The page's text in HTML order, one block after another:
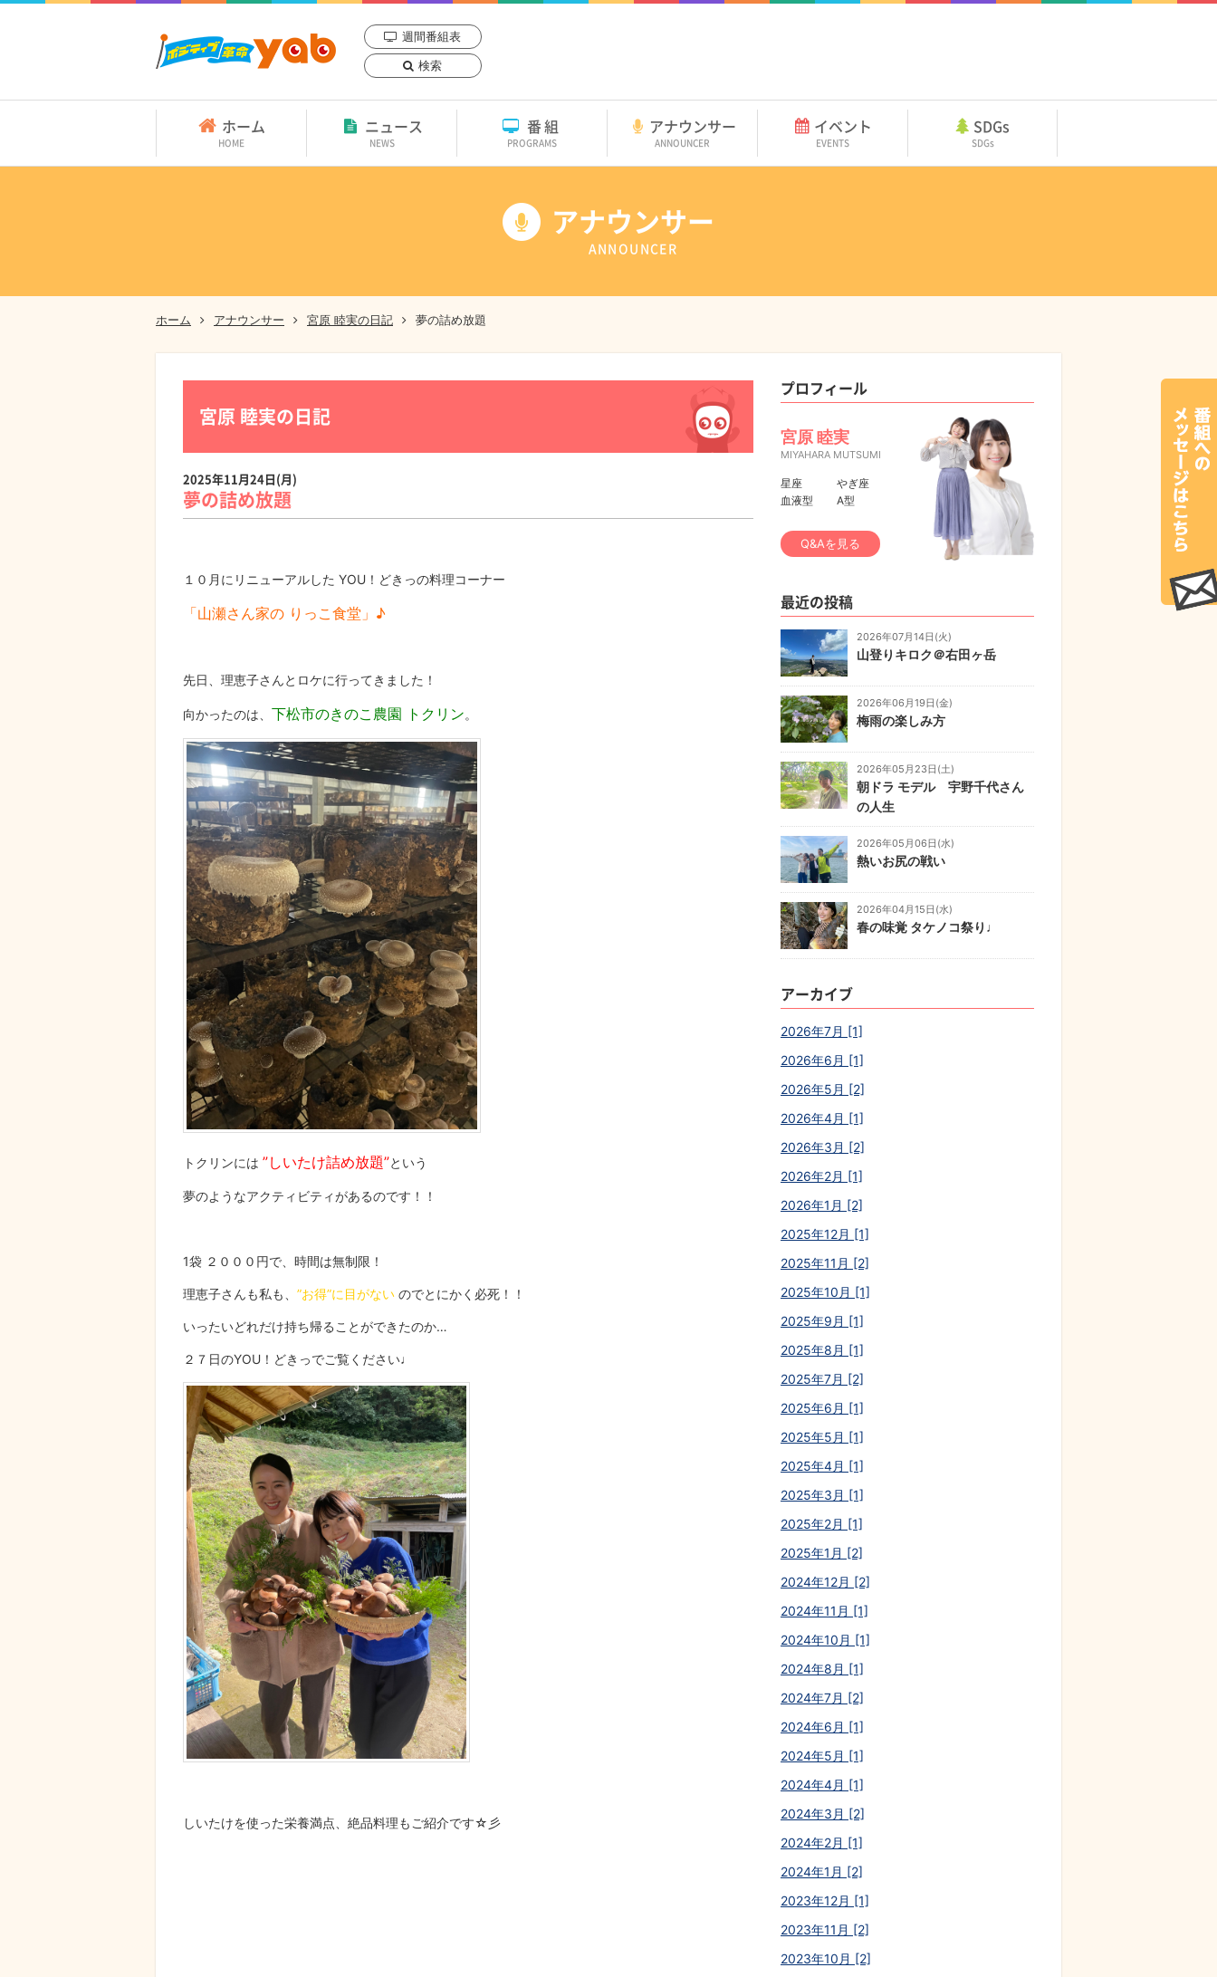
週間番組表
検索
ホーム
HOME
ニュース
NEWS
番組
PROGRAMS
アナウンサー
ANNOUNCER
イベント
EVENTS
SDGs
SDGs
アナウンサー
ANNOUNCER
ホーム アナウンサー 宮原 睦実の日記 夢の詰め放題
宮原 睦実の日記
2025年11月24日(月)
夢の詰め放題
１０月にリニューアルした YOU！どきっの料理コーナー
「山瀬さん家の りっこ食堂」♪
先日、理恵子さんとロケに行ってきました！
向かったのは、 下松市のきのこ農園 トクリン。
トクリンには ”しいたけ詰め放題”という
夢のようなアクティビティがあるのです！！
1袋 ２０００円で、時間は無制限！
理恵子さんも私も、 ”お得”に目がない のでとにかく必死！！
いったいどれだけ持ち帰ることができたのか…
２７日のYOU！どきっでご覧ください♩
しいたけを使った栄養満点、絶品料理もご紹介です☆彡
プロフィール
宮原 睦実
MIYAHARA MUTSUMI
星座
やぎ座
血液型
A型
Q&Aを見る
最近の投稿
2026年07月14日(火)
山登りキロク＠右田ヶ岳
2026年06月19日(金)
梅雨の楽しみ方
2026年05月23日(土)
朝ドラ モデル 宇野千代さん
の人生
2026年05月06日(水)
熱いお尻の戦い
2026年04月15日(水)
春の味覚 タケノコ祭り♩
アーカイブ
2026年7月 [1]
2026年6月 [1]
2026年5月 [2]
2026年4月 [1]
2026年3月 [2]
2026年2月 [1]
2026年1月 [2]
2025年12月 [1]
2025年11月 [2]
2025年10月 [1]
2025年9月 [1]
2025年8月 [1]
2025年7月 [2]
2025年6月 [1]
2025年5月 [1]
2025年4月 [1]
2025年3月 [1]
2025年2月 [1]
2025年1月 [2]
2024年12月 [2]
2024年11月 [1]
2024年10月 [1]
2024年8月 [1]
2024年7月 [2]
2024年6月 [1]
2024年5月 [1]
2024年4月 [1]
2024年3月 [2]
2024年2月 [1]
2024年1月 [2]
2023年12月 [1]
2023年11月 [2]
2023年10月 [2]